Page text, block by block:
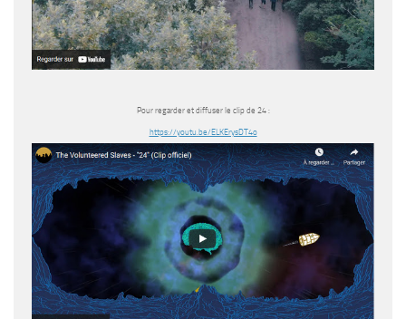
Pour regarder et diffuser le clip de 24 :
https://youtu.be/ELKErysDT4o